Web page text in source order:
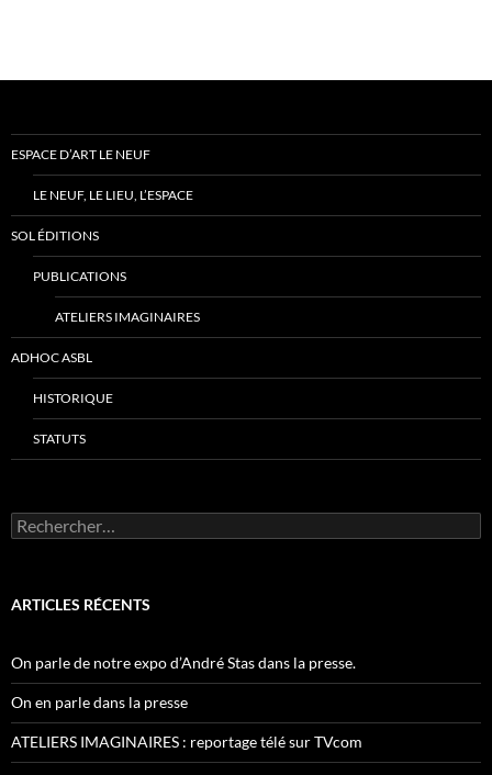
ESPACE D’ART LE NEUF
LE NEUF, LE LIEU, L’ESPACE
SOL ÉDITIONS
PUBLICATIONS
ATELIERS IMAGINAIRES
ADHOC ASBL
HISTORIQUE
STATUTS
Rechercher :
ARTICLES RÉCENTS
On parle de notre expo d’André Stas dans la presse.
On en parle dans la presse
ATELIERS IMAGINAIRES : reportage télé sur TVcom